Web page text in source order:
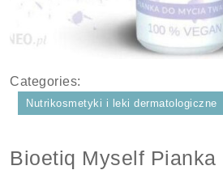
Categories:
Nutrikosmetyki i leki dermatologiczne
Bioetiq Myself Pianka